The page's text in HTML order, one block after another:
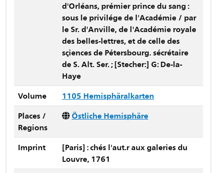
d'Orléans, prémier prince du sang :
sous le privilége de l'Académie / par
le Sr. d'Anville, de l'Académie royale
des belles-lettres, et de celle des
sçiences de Pétersbourg. sécrétaire
de S. Alt. Ser. ; [Stecher:] G: De-la-
Haye
Volume
1105 Hemisphäralkarten
Places /
Regions
Östliche Hemisphäre
Imprint
[Paris] : chés l'aut.r aux galeries du
Louvre, 1761